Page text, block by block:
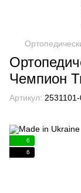
Чемпион
Артикул:
6
6